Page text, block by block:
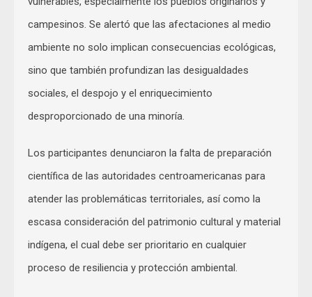
campesinos. Se alertó que las afectaciones al medio
ambiente no solo implican consecuencias ecológicas,
sino que también profundizan las desigualdades
sociales, el despojo y el enriquecimiento
desproporcionado de una minoría.
Los participantes denunciaron la falta de preparación
científica de las autoridades centroamericanas para
atender las problemáticas territoriales, así como la
escasa consideración del patrimonio cultural y material
indígena, el cual debe ser prioritario en cualquier
proceso de resiliencia y protección ambiental.